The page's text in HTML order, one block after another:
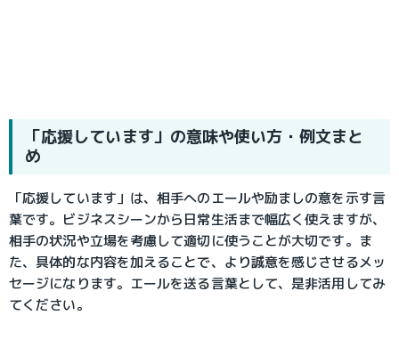
「応援しています」の意味や使い方・例文まと
め
「応援しています」は、相手へのエールや励ましの意を示す言
葉です。ビジネスシーンから日常生活まで幅広く使えますが、
相手の状況や立場を考慮して適切に使うことが大切です。ま
た、具体的な内容を加えることで、より誠意を感じさせるメッ
セージになります。エールを送る言葉として、是非活用してみ
てください。